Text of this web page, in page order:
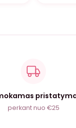
perkant nuo €25